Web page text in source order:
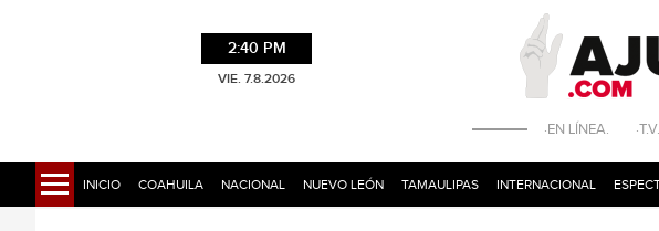
2:40 PM
VIE. 7.8.2026
·EN LÍNEA.
INICIO COAHUILA NACIONAL NUEVO LEÓN TAMAULIPAS INTERNACIONAL